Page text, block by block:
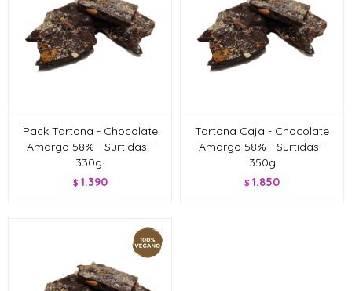
Pack Tartona - Chocolate
Amargo 58% - Surtidas -
330g.
$ 1.390
Tartona Caja - Chocolate
Amargo 58% - Surtidas -
350g
$ 1.850